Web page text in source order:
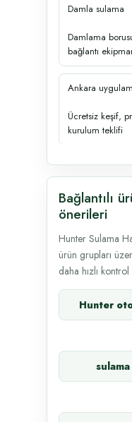
Damla sulama
Damlama
bağlantı
Ankara
Ücretsiz keşif,
kurulum teklifi
Bağlantılı
önerileri
Hunter Sulama
ürün grupları
daha hızlı
Hunter